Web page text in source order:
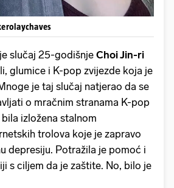
slučaj 25-godišnje Choi Jin-ri
glumice i K-pop zvijezde koja je
je taj slučaj natjerao da se
o mračnim stranama K-pop
izložena stalnom
trolova koje je zapravo
depresiju. Potražila je pomoć i
s ciljem da je zaštite. No, bilo je